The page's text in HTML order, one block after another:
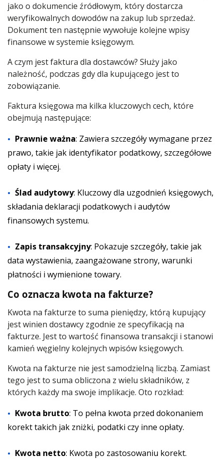
jako o dokumencie źródłowym, który dostarcza
weryfikowalnych dowodów na zakup lub sprzedaż.
Dokument ten następnie wywołuje kolejne wpisy
finansowe w systemie księgowym.
A czym jest faktura dla dostawców? Służy jako
należność, podczas gdy dla kupującego jest to
zobowiązanie.
Faktura księgowa ma kilka kluczowych cech, które
obejmują następujące:
Prawnie ważna: Zawiera szczegóły wymagane przez
prawo, takie jak identyfikator podatkowy, szczegółowe
opłaty i więcej.
Ślad audytowy: Kluczowy dla uzgodnień księgowych,
składania deklaracji podatkowych i audytów
finansowych systemu.
Zapis transakcyjny: Pokazuje szczegóły, takie jak
data wystawienia, zaangażowane strony, warunki
płatności i wymienione towary.
Co oznacza kwota na fakturze?
Kwota na fakturze to suma pieniędzy, którą kupujący
jest winien dostawcy zgodnie ze specyfikacją na
fakturze. Jest to wartość finansowa transakcji i stanowi
kamień węgielny kolejnych wpisów księgowych.
Kwota na fakturze nie jest samodzielną liczbą. Zamiast
tego jest to suma obliczona z wielu składników, z
których każdy ma swoje implikacje. Oto rozkład:
Kwota brutto: To pełna kwota przed dokonaniem
korekt takich jak zniżki, podatki czy inne opłaty.
Kwota netto: Kwota po zastosowaniu korekt.